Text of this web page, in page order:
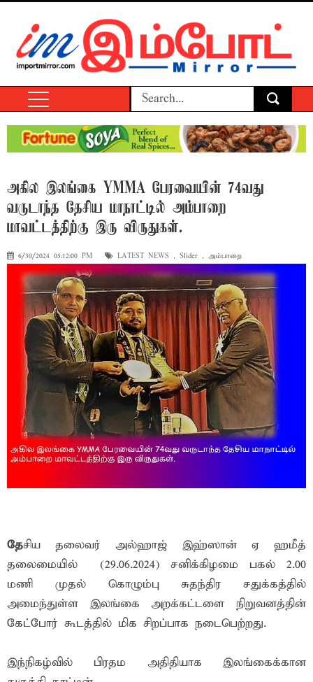
அகில இலங்கை YMMA பேரவையின் 74வது
வருடாந்த தேசிய மாநாட்டில் அம்பாறை
மாவட்டத்திற்கு இரு விருதுகள்.
6/30/2024 05:12:00 PM LATEST NEWS , Slider , அம்பாறை
தேசிய தலைவர் அல்ஹாஜ் இஹ்ஸான் ஏ ஹமீத்
தலைமையில் (29.06.2024) சனிக்கிழமை பகல் 2.00
மணி முதல் கொழும்பு சுதந்திர சதுக்கத்தில்
அமைந்துள்ள இலங்கை அறக்கட்டளை நிறுவனத்தின்
கேட்போர் கூடத்தில் மிக சிறப்பாக நடைபெற்றது.
இந்நிகழ்வில் பிரதம அதிதியாக இலங்கைக்கான